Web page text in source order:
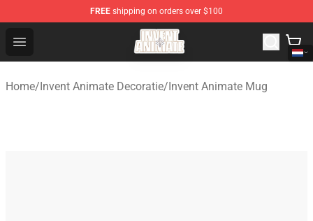
FREE shipping on orders over $100
Open menu
Invent Animate Shop - Official Invent Animate
Home/Invent Animate Decoratie/Invent Animate Mug